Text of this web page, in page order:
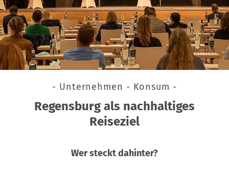
- Unternehmen - Konsum -
Regensburg als nachhaltiges
Reiseziel
Wer steckt dahinter?